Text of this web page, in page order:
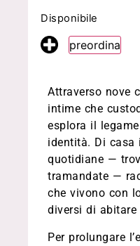
Disponibile
preordina
Attraverso nove
intime che
esplora il
identità. Di casa
quotidiane —
tramandate —
che vivono con
diversi di
Per prolungare